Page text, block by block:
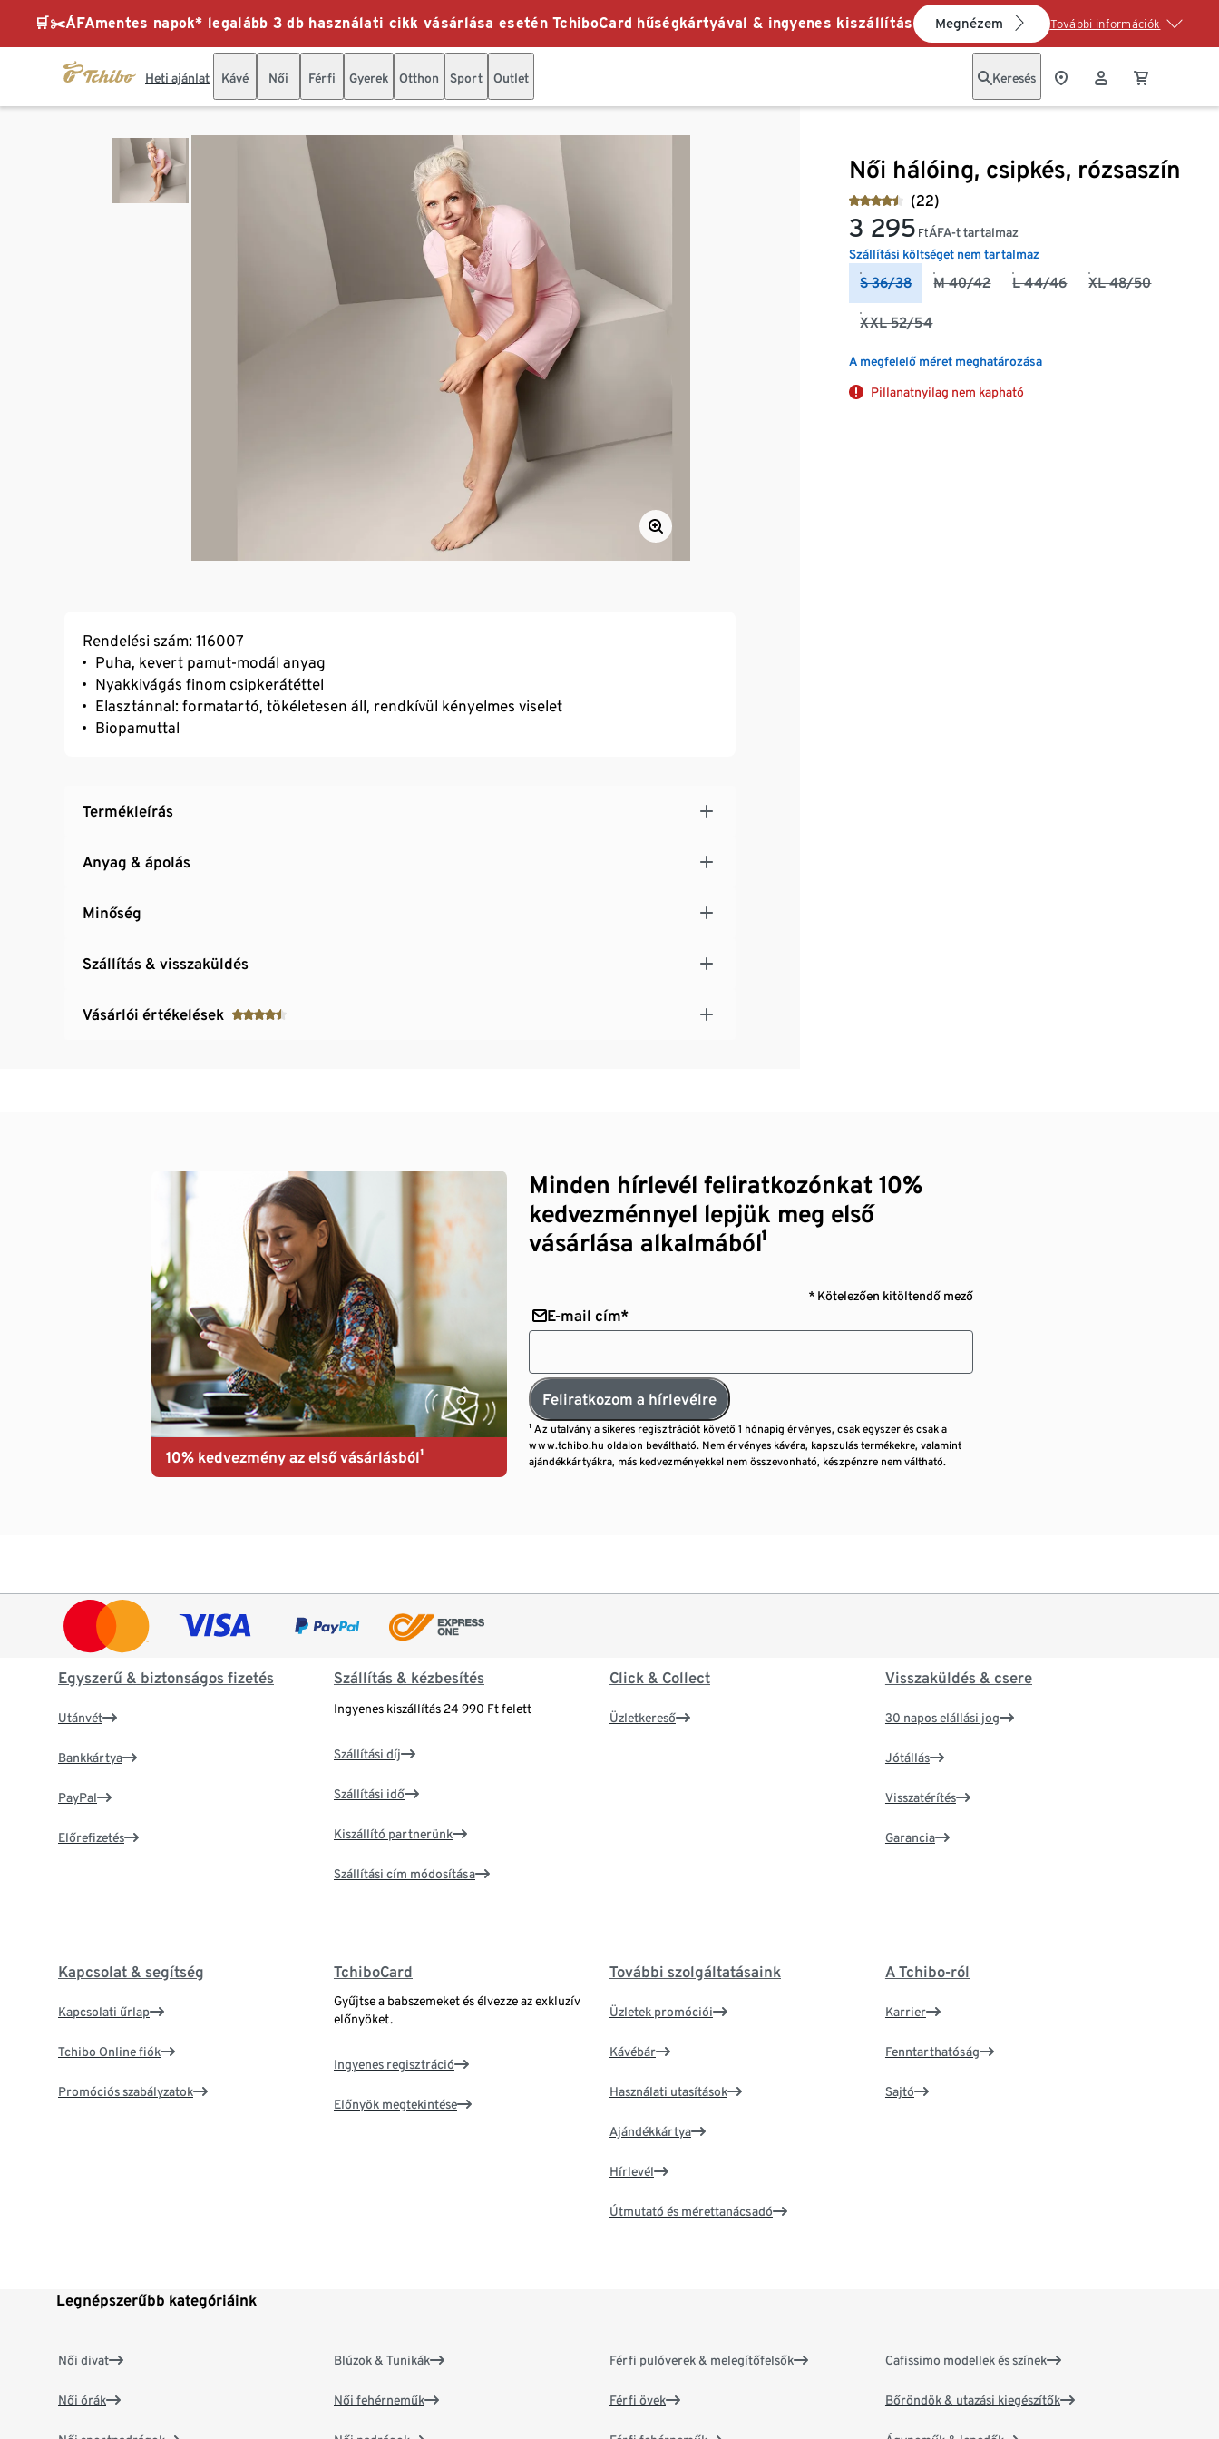
🛒✂️ÁFAmentes napok* legalább 3 db használati cikk vásárlása esetén TchiboCard hűségkártyával & ingyenes kiszállítás Megnézem További információk
Heti ajánlat Kávé Női Férfi Gyerek Otthon Sport Outlet Keresés
Női hálóing, csipkés, rózsaszín
(22)
3 295 FtÁFA-t tartalmaz
Szállítási költséget nem tartalmaz
S 36/38 M 40/42 L 44/46 XL 48/50
XXL 52/54
A megfelelő méret meghatározása
Pillanatnyilag nem kapható
Rendelési szám: 116007
Puha, kevert pamut-modál anyag
Nyakkivágás finom csipkerátéttel
Elasztánnal: formatartó, tökéletesen áll, rendkívül kényelmes viselet
Biopamuttal
Termékleírás
Anyag & ápolás
Minőség
Szállítás & visszaküldés
Vásárlói értékelések
10% kedvezmény az első vásárlásból¹
Minden hírlevél feliratkozónkat 10%
kedvezménnyel lepjük meg első
vásárlása alkalmából¹
* Kötelezően kitöltendő mező
E-mail cím*
Feliratkozom a hírlevélre
¹ Az utalvány a sikeres regisztrációt követő 1 hónapig érvényes, csak egyszer és csak a
www.tchibo.hu oldalon beváltható. Nem érvényes kávéra, kapszulás termékekre, valamint
ajándékkártyákra, más kedvezményekkel nem összevonható, készpénzre nem váltható.
Egyszerű & biztonságos fizetés
Utánvét
Bankkártya
PayPal
Előrefizetés
Szállítás & kézbesítés
Ingyenes kiszállítás 24 990 Ft felett
Szállítási díj
Szállítási idő
Kiszállító partnerünk
Szállítási cím módosítása
Click & Collect
Üzletkereső
Visszaküldés & csere
30 napos elállási jog
Jótállás
Visszatérítés
Garancia
Kapcsolat & segítség
Kapcsolati űrlap
Tchibo Online fiók
Promóciós szabályzatok
TchiboCard
Gyűjtse a babszemeket és élvezze az exkluzív
előnyöket.
Ingyenes regisztráció
Előnyök megtekintése
További szolgáltatásaink
Üzletek promóciói
Kávébár
Használati utasítások
Ajándékkártya
Hírlevél
Útmutató és mérettanácsadó
A Tchibo-ról
Karrier
Fenntarthatóság
Sajtó
Legnépszerűbb kategóriáink
Női divat
Női órák
Blúzok & Tunikák
Női fehérneműk
Férfi pulóverek & melegítőfelsők
Férfi övek
Cafissimo modellek és színek
Bőröndök & utazási kiegészítők